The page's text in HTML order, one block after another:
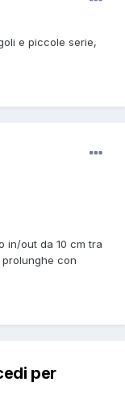
e piccole serie,
in/out da 10 cm tra
con
per